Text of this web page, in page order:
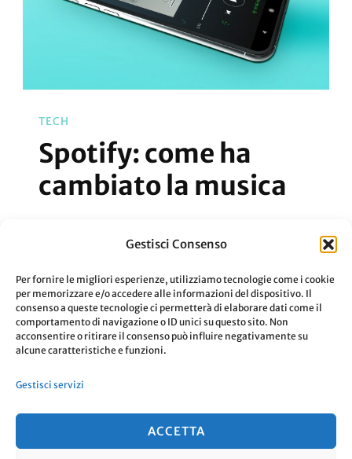
Gestisci Consenso
Per fornire le migliori esperienze, utilizziamo tecnologie come i cookie
per memorizzare e/o accedere alle informazioni del dispositivo. Il
consenso a queste tecnologie ci permetterà di elaborare dati come il
comportamento di navigazione o ID unici su questo sito. Non
acconsentire o ritirare il consenso può influire negativamente su
alcune caratteristiche e funzioni.
Gestisci servizi
ACCETTA
TECH
Spotify: come ha
cambiato la musica
Aggiornato Il8 Settembre 2020
0 CommentiSu
Cambiato
Leggi